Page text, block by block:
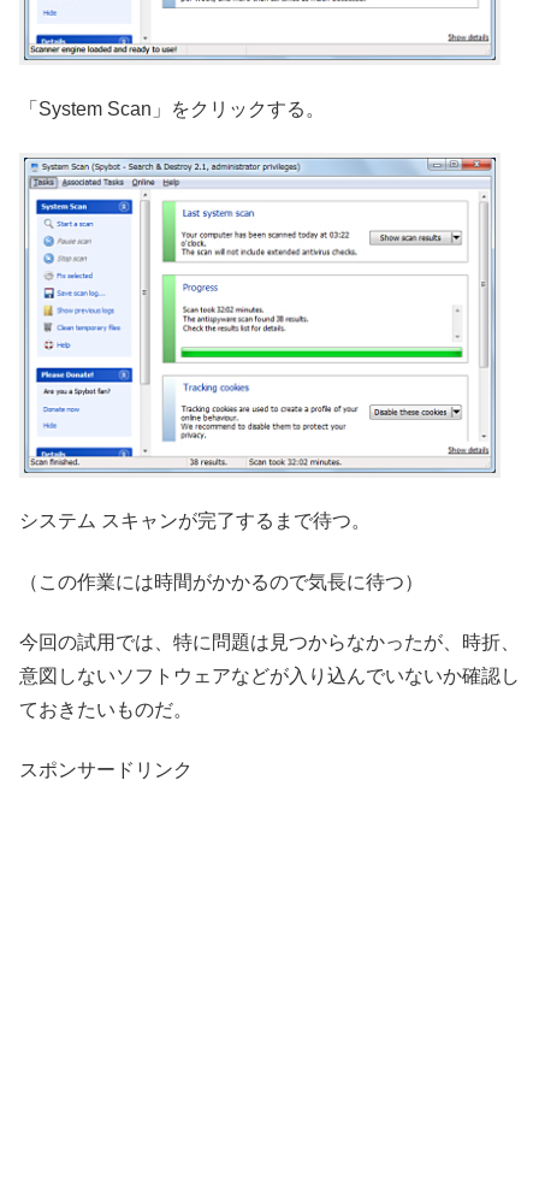
「System Scan」をクリックする。
システム スキャンが完了するまで待つ。
（この作業には時間がかかるので気長に待つ）
今回の試用では、特に問題は見つからなかったが、時折、
意図しないソフトウェアなどが入り込んでいないか確認し
ておきたいものだ。
スポンサードリンク